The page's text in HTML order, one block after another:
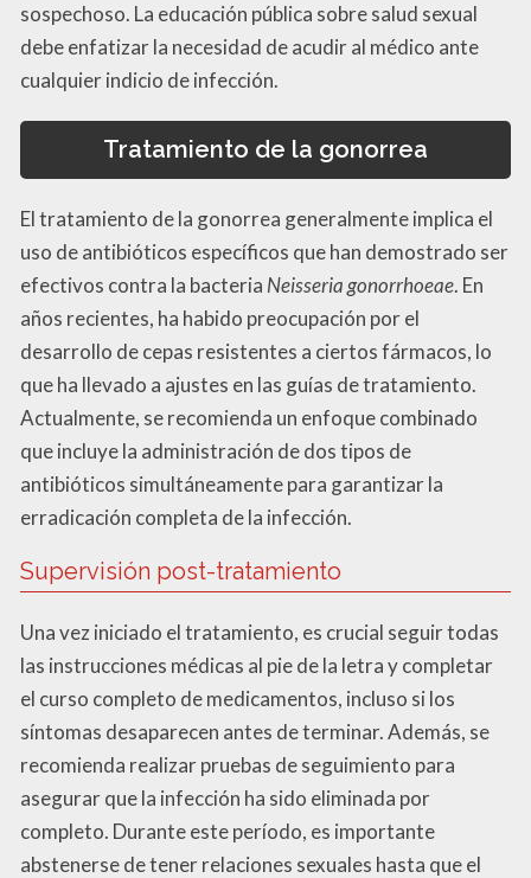
sospechoso. La educación pública sobre salud sexual
debe enfatizar la necesidad de acudir al médico ante
cualquier indicio de infección.
Tratamiento de la gonorrea
El tratamiento de la gonorrea generalmente implica el
uso de antibióticos específicos que han demostrado ser
efectivos contra la bacteria Neisseria gonorrhoeae. En
años recientes, ha habido preocupación por el
desarrollo de cepas resistentes a ciertos fármacos, lo
que ha llevado a ajustes en las guías de tratamiento.
Actualmente, se recomienda un enfoque combinado
que incluye la administración de dos tipos de
antibióticos simultáneamente para garantizar la
erradicación completa de la infección.
Supervisión post-tratamiento
Una vez iniciado el tratamiento, es crucial seguir todas
las instrucciones médicas al pie de la letra y completar
el curso completo de medicamentos, incluso si los
síntomas desaparecen antes de terminar. Además, se
recomienda realizar pruebas de seguimiento para
asegurar que la infección ha sido eliminada por
completo. Durante este período, es importante
abstenerse de tener relaciones sexuales hasta que el